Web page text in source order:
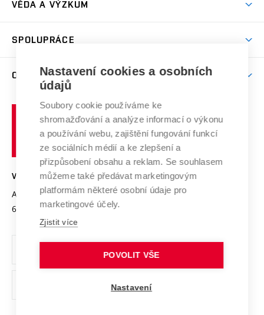
Sport na VUT
Celoživotní vzdělávání
E-přihláška
Harmonogram akademického roku
Závěrečné práce
Doktorské studium
Zpracování osobních údajů studentů
Sociální bezpečí
Studium bez bariér
Podpora podnikání
VĚDA A VÝZKUM
Mezinárodní vědecká rada
Systém zajišťování kvality výzkumu
Výzkumné infrastruktury
Transfer znalostí
Open Science
Projekty
Projekty ze strukturálních fondů
Specifický výzkum
SPOLUPRÁCE
Firemní spolupráce
Zahraniční spolupráce
Spolupráce se školami
Mezinárodní dohody
Univerzitní sítě
O UNIVERZITĚ
Profil univerzity
Udržitelná univerzita
Podnikavá univerzita / ContriBUTe
Bezpečná univerzita
Vyznamenání
Organizační struktura
Ochrana osobních údajů
odkaz)
učení
technické
Brně
VYSOKÉ UČENÍ TECHNICKÉ V BRNĚ
Antonínská 548/1
602 00 Brno
www.vut.cz
vut@vutbr.cz
Nastavení cookies a osobních
údajů
Soubory cookie používáme ke
shromažďování a analýze informací o výkonu
a používání webu, zajištění fungování funkcí
ze sociálních médií a ke zlepšení a
přizpůsobení obsahu a reklam. Se souhlasem
můžeme také předávat marketingovým
platformám některé osobní údaje pro
marketingové účely.
Zjistit více
POVOLIT VŠE
Nastavení